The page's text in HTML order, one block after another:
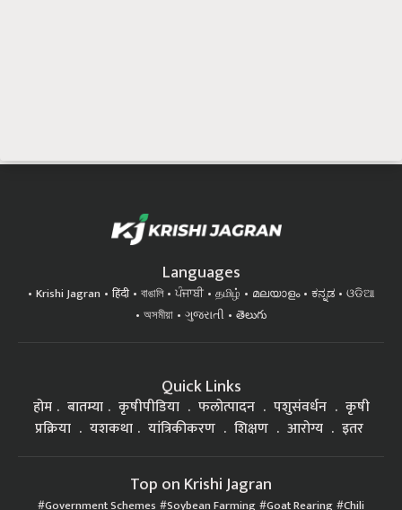
Languages
Krishi Jagran हिंदी বাঙালি ਪੰਜਾਬੀ தமிழ் മലയാളം ಕನ್ನಡ
ଓଡିଆ
অসমীয়া
ગુજરાતી తెలుగు
Quick Links
होम बातम्या कृषीपीडिया फलोत्पादन पशुसंवर्धन
कृषी
प्रक्रिया
यशकथा यांत्रिकीकरण शिक्षण आरोग्य इतर
Top on Krishi Jagran
Government Schemes Soybean Farming Goat Rearing Chili